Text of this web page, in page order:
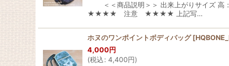
＜＜商品説明＞＞ 出来上がりサイズ 高：
★★★★ 注意 ★★★★ 上記写…
ホヌのワンポイントボディバッグ [
4,000円
(税込: 4,400円)